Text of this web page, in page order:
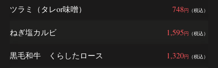
748円 （税込）
ツラミ（タレor味噌）
1,595円 （税込）
ねぎ塩カルビ
1,320円 （税込）
黒毛和牛 くらしたロース